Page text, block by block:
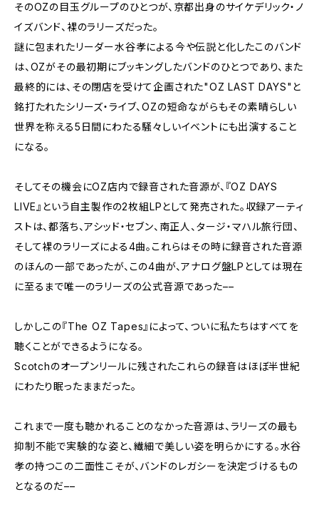
そのOZの目玉グループのひとつが、京都出身のサイケデリック・ノ
イズバンド、裸のラリーズだった。
謎に包まれたリーダー水谷孝による今や伝説と化したこのバンド
は、OZがその最初期にブッキングしたバンドのひとつであり、また
最終的には、その閉店を受けて企画された"OZ LAST DAYS"と
銘打たれたシリーズ・ライブ、OZの短命ながらもその素晴らしい
世界を称える5日間にわたる騒々しいイベントにも出演すること
になる。
そしてその機会にOZ店内で録音された音源が、『OZ DAYS
LIVE』という自主製作の2枚組LPとして発売された。収録アーティ
ストは、都落ち、アシッド・セブン、南正人、タージ・マハル旅行団、
そして裸のラリーズによる4曲。これらはその時に録音された音源
のほんの一部であったが、この4曲が、アナログ盤LPとしては現在
に至るまで唯一のラリーズの公式音源であった––
しかしこの『The OZ Tapes』によって、ついに私たちはすべてを
聴くことができるようになる。
Scotchのオープンリールに残されたこれらの録音はほぼ半世紀
にわたり眠ったままだった。
これまで一度も聴かれることのなかった音源は、ラリーズの最も
抑制不能で実験的な姿と、繊細で美しい姿を明らかにする。水谷
孝の持つこの二面性こそが、バンドのレガシーを決定づけるもの
となるのだ––